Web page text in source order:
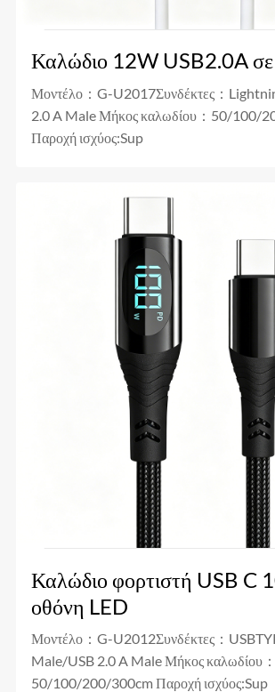
Καλώδιο 12W USB2.0A
Μοντέλο：G-U2017Συνδέκτες：
2.0 A Male Μήκος καλωδίου：50/100/
Παροχή ισχύος:Sup
Καλώδιο φορτιστή USB C
οθόνη LED
Μοντέλο：G-U2012Συνδέκτες：
Male/USB 2.0 A Male Μήκος καλωδίου：
50/100/200/300cm Παροχή ισχύος:Sup